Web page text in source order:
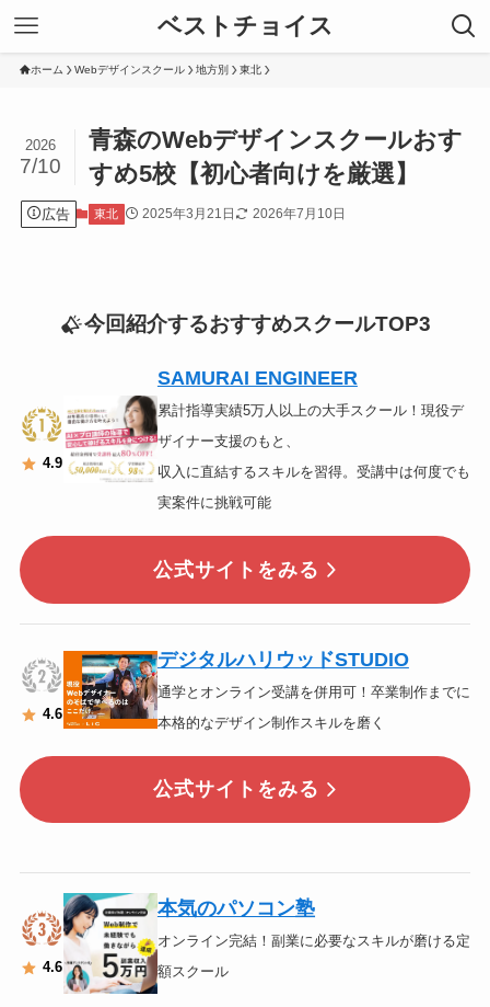
ベストチョイス
ホーム Webデザインスクール 地方別 東北
青森のWebデザインスクールおす
すめ5校【初心者向けを厳選】
2026
7/10
広告 東北 2025年3月21日 2026年7月10日
今回紹介するおすすめスクールTOP3
4.9
SAMURAI ENGINEER
累計指導実績5万人以上の大手スクール！現役デ
ザイナー支援のもと、
収入に直結するスキルを習得。受講中は何度でも
実案件に挑戦可能
公式サイトをみる
4.6
デジタルハリウッドSTUDIO
通学とオンライン受講を併用可！卒業制作までに
本格的なデザイン制作スキルを磨く
公式サイトをみる
4.6
本気のパソコン塾
オンライン完結！副業に必要なスキルが磨ける定
額スクール